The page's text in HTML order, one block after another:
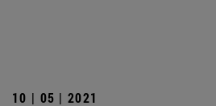
10 | 05 | 2021